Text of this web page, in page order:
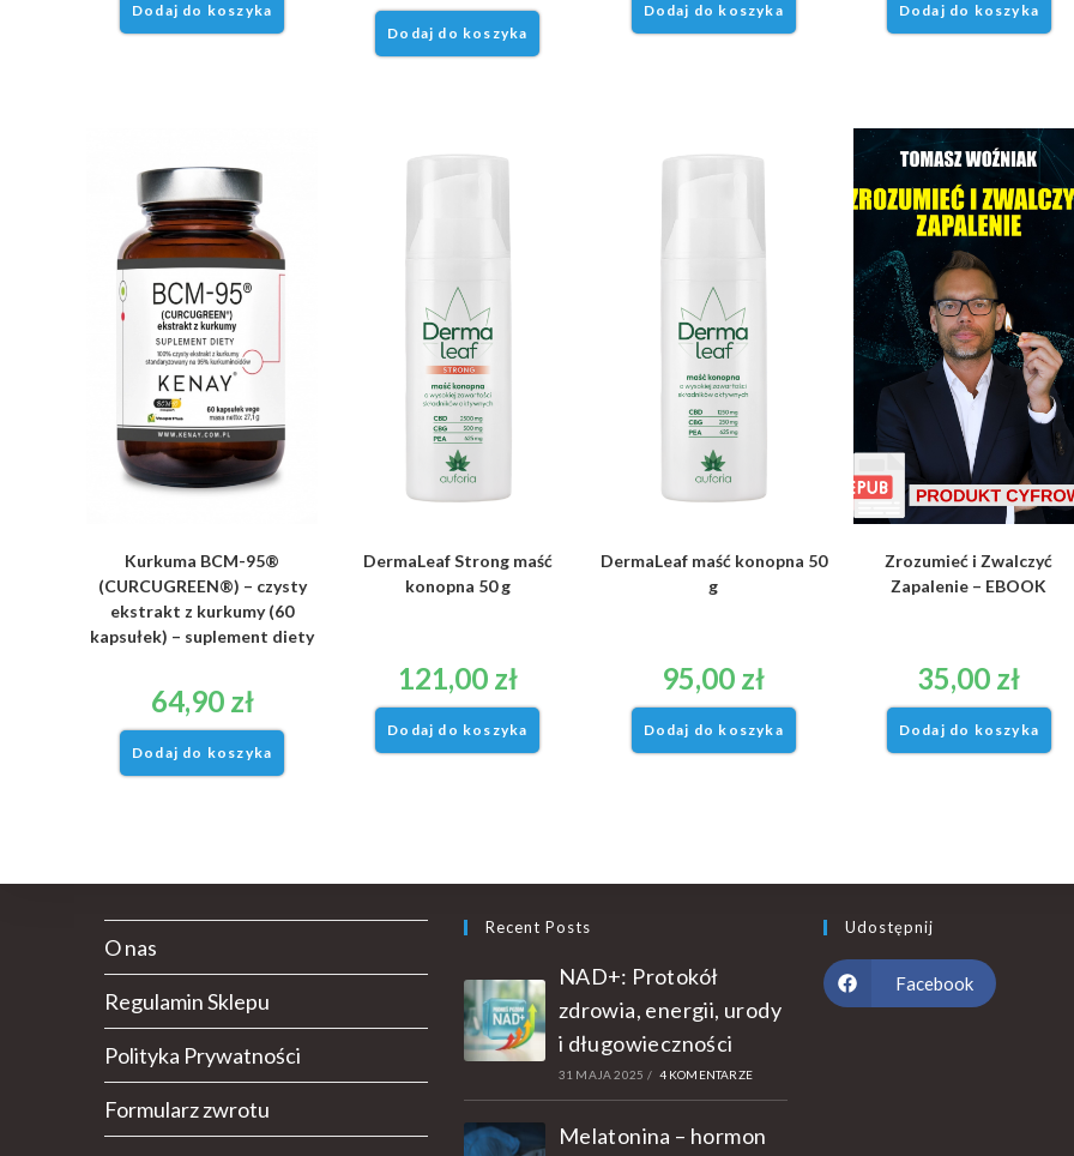
Dodaj do koszyka
Dodaj do koszyka
Dodaj do koszyka Dodaj do koszyka
Kurkuma BCM-95®
(CURCUGREEN®) – czysty
ekstrakt z kurkumy (60
kapsułek) – suplement diety
64,90 zł
Dodaj do koszyka
DermaLeaf Strong maść
konopna 50 g
121,00 zł
Dodaj do koszyka
DermaLeaf maść konopna 50
g
95,00 zł
Dodaj do koszyka
Zrozumieć i Zwalczyć
Zapalenie – EBOOK
35,00 zł
Dodaj do koszyka
O nas
Regulamin Sklepu
Polityka Prywatności
Formularz zwrotu
Recent Posts
NAD+: Protokół
zdrowia, energii, urody
i długowieczności
31 MAJA 2025 / 4 KOMENTARZE
Melatonina – hormon
Udostępnij
Facebook